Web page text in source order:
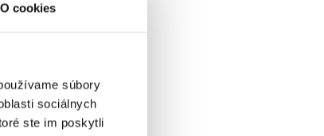
O cookies
súbory
sociálnych
ste im poskytli